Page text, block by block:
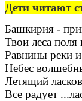
Дети читают
Башкирия -
Твои леса
Равнины реки и
Небес
Летящий
Все радует